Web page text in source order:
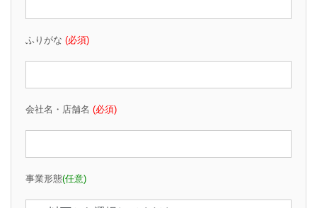
ふりがな (必須)
会社名・店舗名 (必須)
事業形態(任意)